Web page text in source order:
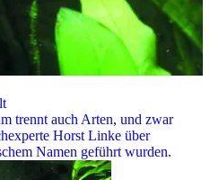
trennt auch Arten, und zwar
Horst Linke über
Namen geführt wurden.